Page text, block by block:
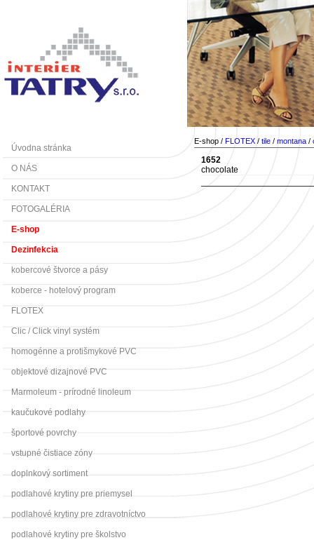
Úvodna stránka
O NÁS
KONTAKT
FOTOGALÉRIA
E-shop
Dezinfekcia
kobercové štvorce a pásy
koberce - hotelový program
FLOTEX
Clic / Click vinyl systém
homogénne a protišmykové PVC
objektové dizajnové PVC
Marmoleum - prírodné linoleum
kaučukové podlahy
športové povrchy
vstupné čistiace zóny
doplnkový sortiment
podlahové krytiny pre priemysel
podlahové krytiny pre zdravotníctvo
podlahové krytiny pre školstvo
E-shop / FLOTEX / tile / montana /
1652
chocolate